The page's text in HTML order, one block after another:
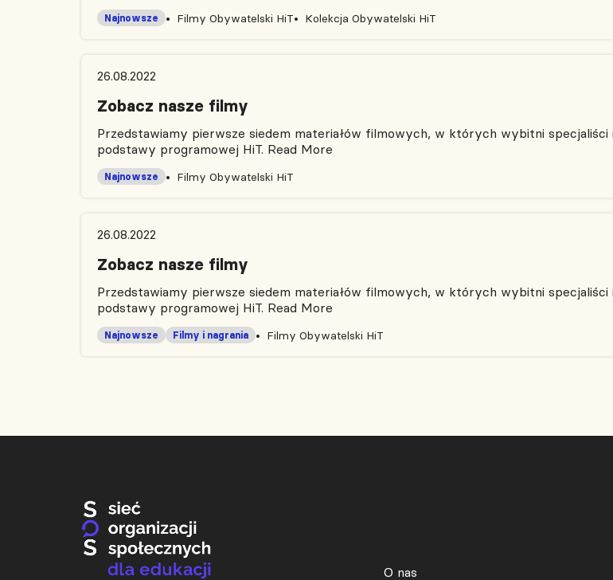
Filmy Obywatelski HiT
Najnowsze Kolekcja Obywatelski HiT
26.08.2022
Zobacz nasze filmy
Przedstawiamy pierwsze siedem materiałów filmowych, w których wybitni specjaliści
podstawy programowej HiT. Read More
Filmy Obywatelski HiT
Najnowsze
26.08.2022
Zobacz nasze filmy
Przedstawiamy pierwsze siedem materiałów filmowych, w których wybitni specjaliści
podstawy programowej HiT. Read More
Filmy Obywatelski HiT
Najnowsze Filmy i nagrania
O nas